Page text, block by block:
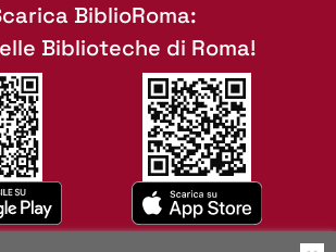
BiblioRoma:
Biblioteche di Roma!